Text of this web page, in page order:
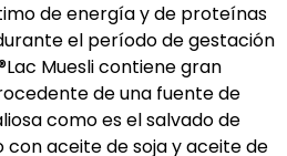
de energía y de proteínas
el período de gestación
Muesli contiene gran
de una fuente de
como es el salvado de
aceite de soja y aceite de